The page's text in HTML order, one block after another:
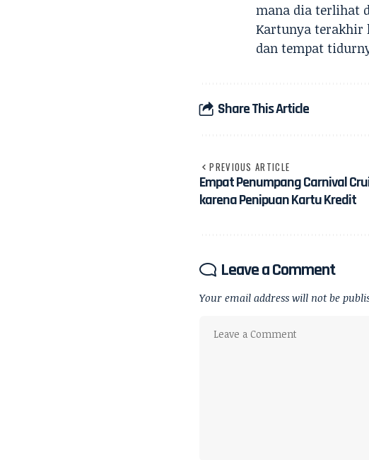
mana dia terlihat
Kartunya terakhir
dan tempat
Share This Article
PREVIOUS ARTICLE
Empat Penumpang Carnival
karena Penipuan Kartu Kredit
Leave a Comment
Your email address will not be